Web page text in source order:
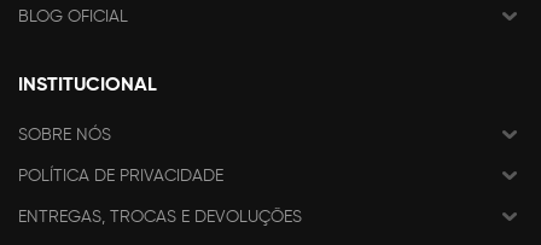
BLOG OFICIAL
INSTITUCIONAL
SOBRE NÓS
POLÍTICA DE PRIVACIDADE
ENTREGAS, TROCAS E DEVOLUÇÕES